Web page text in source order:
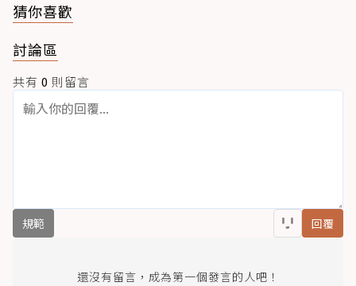
猜你喜歡
討論區
共有 0 則留言
規範 回覆
還沒有留言，成為第一個發言的人吧！